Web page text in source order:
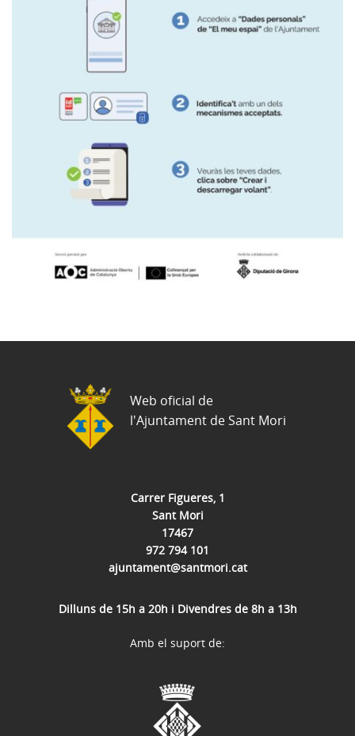
Carrer Figueres, 1
Sant Mori
17467
972 794 101
ajuntament@santmori.cat
Dilluns de 15h a 20h i Divendres de 8h a 13h
Web oficial de
l'Ajuntament de Sant Mori
Amb el suport de: